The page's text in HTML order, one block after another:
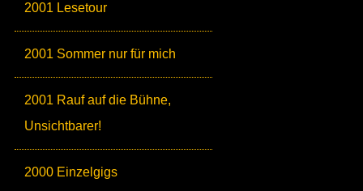
2001 Lesetour
2001 Sommer nur für mich
2001 Rauf auf die Bühne,
Unsichtbarer!
2000 Einzelgigs